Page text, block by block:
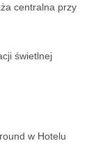
centralna przy
świetlnej
w Hotelu